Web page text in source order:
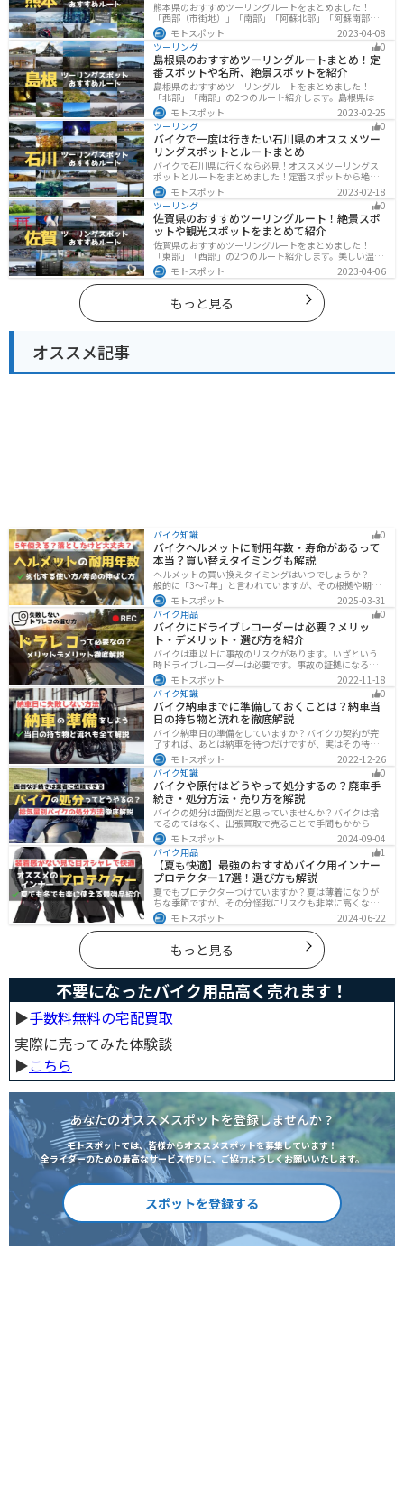
熊本県のおすすめツーリングルートをまとめました！
「西部（市街地）」「南部」「阿蘇北部」「阿蘇南部」
の4つのルート紹介します。阿蘇山や天草諸島をはじめと
した豊かな自然や、熊本城や水前寺成趣園など歴史ある
観光スポットが多数あり、様々な楽しみ方ができます。
バイクで熊本県にツーリングに行く際は参考にしてくだ
さい。
モトスポット
2023-04-08
ツーリング
0
島根県のおすすめツーリングルートまとめ！定
番スポットや名所、絶景スポットを紹介
島根県のおすすめツーリングルートをまとめました！
「北部」「南部」の2つのルート紹介します。島根県は、
海と山が近く、1日で全然違う景色を堪能することができ
ます。バイクで島根県にツーリングに行く際は参考にし
てください。
モトスポット
2023-02-25
ツーリング
0
バイクで一度は行きたい石川県のオススメツー
リングスポットとルートまとめ
バイクで石川県に行くなら必見！オススメツーリングス
ポットとルートをまとめました！定番スポットから絶景
スポット、温泉、海、グルメなど様々なジャンルで楽し
めます。バイクで石川ツーリングに行こうと思っている
人は、参考にしてください。
モトスポット
2023-02-18
ツーリング
0
佐賀県のおすすめツーリングルート！絶景スポ
ットや観光スポットをまとめて紹介
佐賀県のおすすめツーリングルートをまとめました！
「東部」「西部」の2つのルート紹介します。美しい温泉
地や古墳群、歴史ある城や神社仏閣など、バイクツーリ
ングに適したスポットが多数存在し、様々な楽しみ方が
できます。バイクで佐賀県にツーリングに行く際は参考
にしてください。
モトスポット 2023-04-06
もっと見る
オススメ記事
バイク知識 0
バイクヘルメットに耐用年数・寿命があるって
本当？買い替えタイミングも解説
ヘルメットの買い換えタイミングはいつでしょうか？一
般的に「3〜7年」と言われていますが、その根拠や期限
前でも早めに交換した方がいいケースを紹介します。安
全にバイクに乗るためにもヘルメットの寿命についてし
っかりと理解しておきましょう。
モトスポット
2025-03-31
バイク用品
0
バイクにドライブレコーダーは必要？メリッ
ト・デメリット・選び方を紹介
バイクは車以上に事故のリスクがあります。いざという
時ドライブレコーダーは必要です。事故の証拠になるの
はもちろん、ツーリングの記録など多数のメリットがあ
ります。ドライブレコーダーのメリットデメリット、選
び方についてまとめました。付けようか悩んでいる人は
参考にしてください。
モトスポット
2022-11-18
バイク知識
0
バイク納車までに準備しておくことは？納車当
日の持ち物と流れを徹底解説
バイク納車日の準備をしていますか？バイクの契約が完
了すれば、あとは納車を待つだけですが、実はその待っ
ている間に準備しておくことはたくさんあります。納車
当日に慌てずに済むよう、しっかり確認して準備してお
きましょう。
モトスポット
2022-12-26
バイク知識
0
バイクや原付はどうやって処分するの？廃車手
続き・処分方法・売り方を解説
バイクの処分は面倒だと思っていませんか？バイクは捨
てるのではなく、出張買取で売ることで手間もかからず
お金にできます。売る以外の選択肢も含めて処分方法を
まとめていますので、バイクを処分しようとしている人
は参考にしてください。
モトスポット
2024-09-04
バイク用品
1
【夏も快適】最強のおすすめバイク用インナー
プロテクター17選！選び方も解説
夏でもプロテクターつけていますか？夏は薄着になりが
ちな季節ですが、その分怪我にリスクも非常に高くなり
ます。夏こそプロテクターをつけるようにしましょう。通
気性や速乾性に優れたインナープロテクターであれば夏
場でも快適に使用できます。今回は快適なインナープロ
テクターをまとめて紹介します。
モトスポット 2024-06-22
もっと見る
不要になったバイク用品高く売れます！
▶︎手数料無料の宅配買取
実際に売ってみた体験談
▶︎こちら
あなたのオススメスポットを登録しませんか？
モトスポットでは、皆様からオススメスポットを募集しています！
全ライダーのための最高なサービス作りに、ご協力よろしくお願いいたします。
スポットを登録する